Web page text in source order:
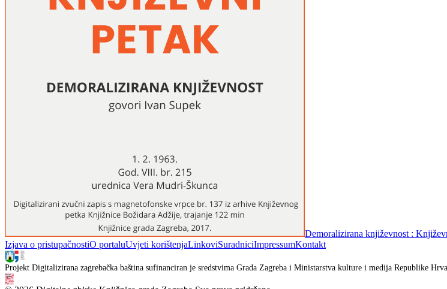
Demoralizirana književnost :
Izjava o pristupačnostiO portaluUvjeti korištenjaLinkoviSuradniciImpressumKontakt
Projekt Digitalizirana zagrebačka baština sufinanciran je sredstvima Grada Zagreba i Ministarstva kulture i medija Republike